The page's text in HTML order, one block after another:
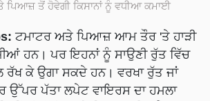
ਪਿਆਜ਼ ਤੋਂ ਹੋਵੇਗੀ ਕਿਸਾਨਾਂ ਨੂੰ ਵਧੀਆ ਕਮਾਈ
ਟਮਾਟਰ ਅਤੇ ਪਿਆਜ਼ ਆਮ ਤੌਰ 'ਤੇ ਹਾੜੀ
ਹਨ। ਪਰ ਇਹਨਾਂ ਨੂੰ ਸਾਉਣੀ ਰੁੱਤ ਵਿੱਚ
ਰੱਖ ਕੇ ਉਗਾ ਸਕਦੇ ਹਨ। ਵਰਖਾ ਰੁੱਤ ਜਾਂ
ਉੱਪਰ ਪੱਤਾ ਲਪੇਟ ਵਾਇਰਸ ਦਾ ਹਮਲਾ